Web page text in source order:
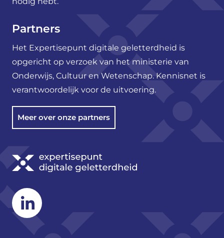
Partners
Het Expertisepunt digitale geletterdheid is
opgericht op verzoek van het ministerie van
Onderwijs, Cultuur en Wetenschap. Kennisnet is
verantwoordelijk voor de uitvoering.
Meer over onze partners
Linkedin